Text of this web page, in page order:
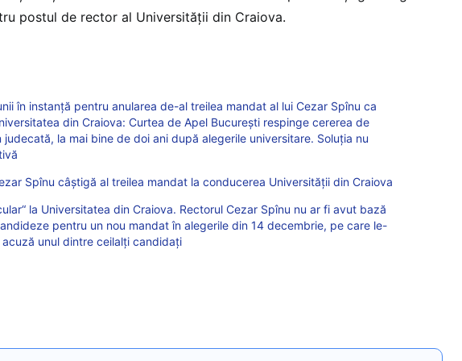
postul de rector al Universității din Craiova.
în instanță pentru anularea de-al treilea mandat al lui Cezar Spînu ca
din Craiova: Curtea de Apel București respinge cererea de
judecată, la mai bine de doi ani după alegerile universitare. Soluția nu
Spînu câștigă al treilea mandat la conducerea Universității din Craiova
la Universitatea din Craiova. Rectorul Cezar Spînu nu ar fi avut bază
pentru un nou mandat în alegerile din 14 decembrie, pe care le-
unul dintre ceilalți candidați